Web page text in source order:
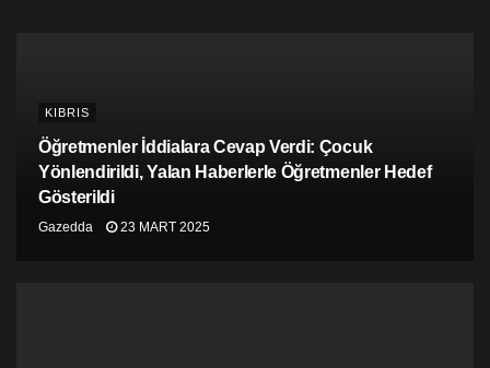
KIBRIS
Öğretmenler İddialara Cevap Verdi: Çocuk
Yönlendirildi, Yalan Haberlerle Öğretmenler Hedef
Gösterildi
Gazedda 23 MART 2025